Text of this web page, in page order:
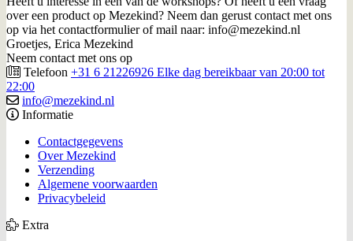
over een product op Mezekind? Neem dan gerust contact met ons
op via het contactformulier of mail naar: info@mezekind.nl
Groetjes, Erica Mezekind
Neem contact met ons op
Telefoon +31 6 21226926 Elke dag bereikbaar van 20:00 tot
22:00
info@mezekind.nl
Informatie
Contactgegevens
Over Mezekind
Verzending
Algemene voorwaarden
Privacybeleid
Extra